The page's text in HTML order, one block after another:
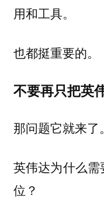
用和工具。
也都挺重要的。
不要再只把英
那问题它就来了。
英伟达为什么
位？